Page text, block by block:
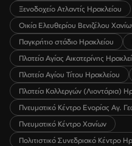
Ξενοδοχείο Ατλαντίς Ηρακλείου
Οικία Ελευθερίου Βενιζέλου
Παγκρήτιο στάδιο Ηρακλείου
Πλατεία Αγίας Αικατερίνης
Πλατεία Αγίου Τίτου Ηρακλείου
Πλατεία Καλλεργών (Λιοντάρια)
Πνευματικό Κέντρο Ενορίας Αγ.
Πνευματικό Κέντρο Χανίων
Πολιτιστικό Συνεδριακό Κέντρο